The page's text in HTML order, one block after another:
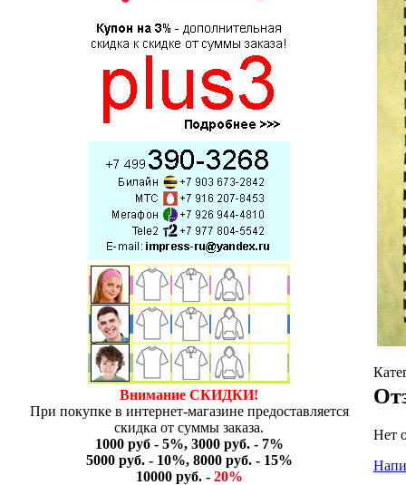
Внимание СКИДКИ!
При покупке в интернет-магазине предоставляется
скидка от суммы заказа.
1000 руб - 5%, 3000 руб. - 7%
5000 руб. - 10%, 8000 руб. - 15%
10000 руб. - 20%
Нет